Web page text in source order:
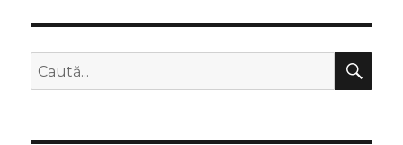
Caută
după: